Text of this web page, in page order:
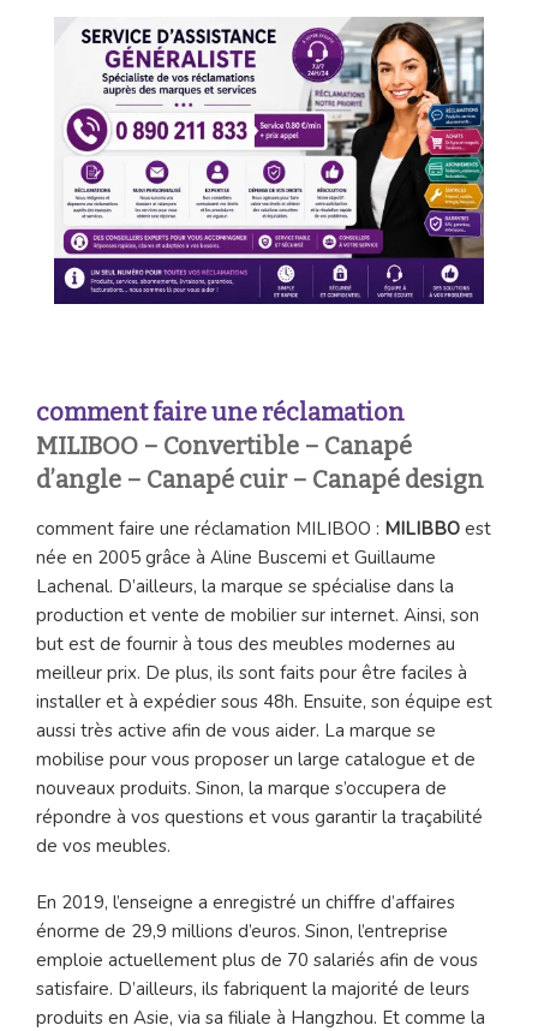
comment faire une réclamation
MILIBOO – Convertible – Canapé
d’angle – Canapé cuir – Canapé design
comment faire une réclamation MILIBOO : MILIBBO est
née en 2005 grâce à Aline Buscemi et Guillaume
Lachenal. D’ailleurs, la marque se spécialise dans la
production et vente de mobilier sur internet. Ainsi, son
but est de fournir à tous des meubles modernes au
meilleur prix. De plus, ils sont faits pour être faciles à
installer et à expédier sous 48h. Ensuite, son équipe est
aussi très active afin de vous aider. La marque se
mobilise pour vous proposer un large catalogue et de
nouveaux produits. Sinon, la marque s’occupera de
répondre à vos questions et vous garantir la traçabilité
de vos meubles.
En 2019, l’enseigne a enregistré un chiffre d’affaires
énorme de 29,9 millions d’euros. Sinon, l’entreprise
emploie actuellement plus de 70 salariés afin de vous
satisfaire. D’ailleurs, ils fabriquent la majorité de leurs
produits en Asie, via sa filiale à Hangzhou. Et comme la